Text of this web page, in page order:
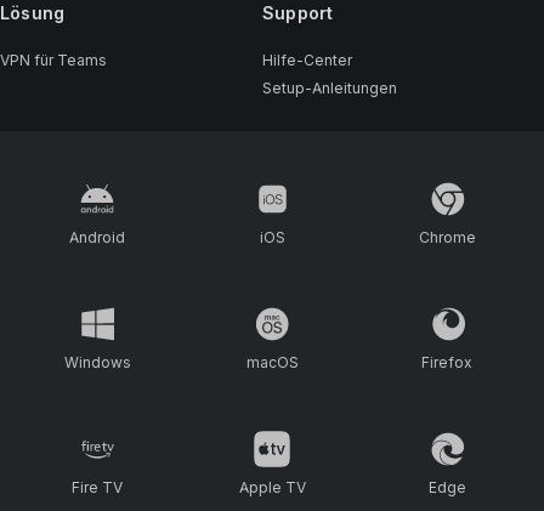
Lösung
VPN für Teams
Support
Hilfe-Center
Setup-Anleitungen
Android iOS Chrome
Windows macOS Firefox
Fire TV Apple TV Edge